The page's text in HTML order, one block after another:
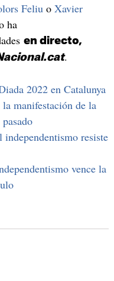
Feliuo Xavier
ha
en directo,
.
2022 en Catalunya
manifestación de la
resiste
vence la